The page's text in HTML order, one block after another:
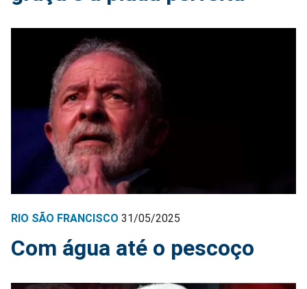
RIO SÃO FRANCISCO 31/05/2025
Com água até o pescoço